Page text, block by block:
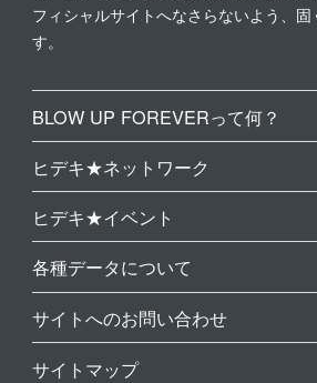
フィシャルサイトへなさらないよう、固
す。
BLOW UP FOREVERって何？
ヒデキ★ネットワーク
ヒデキ★イベント
各種データについて
サイトへのお問い合わせ
サイトマップ